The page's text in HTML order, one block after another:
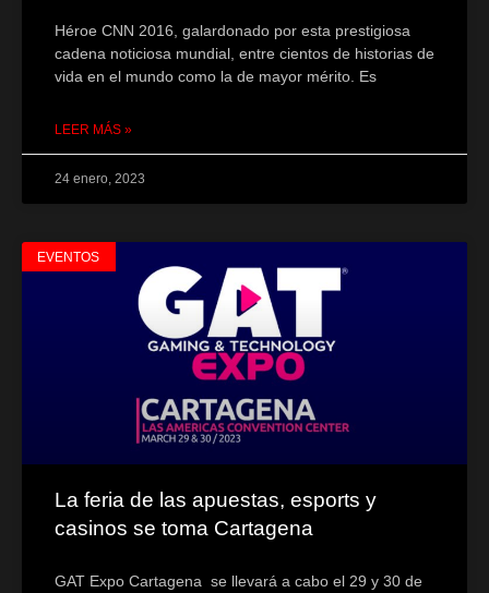
Héroe CNN 2016, galardonado por esta prestigiosa
cadena noticiosa mundial, entre cientos de historias de
vida en el mundo como la de mayor mérito. Es
LEER MÁS »
24 enero, 2023
EVENTOS
La feria de las apuestas, esports y
casinos se toma Cartagena
GAT Expo Cartagena se llevará a cabo el 29 y 30 de